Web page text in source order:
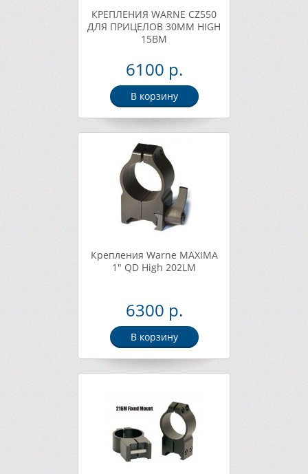
КРЕПЛЕНИЯ WARNE CZ550
ДЛЯ ПРИЦЕЛОВ 30ММ HIGH
15BM
6100 р.
В корзину
Крепления Warne MAXIMA
1" QD High 202LM
6300 р.
В корзину